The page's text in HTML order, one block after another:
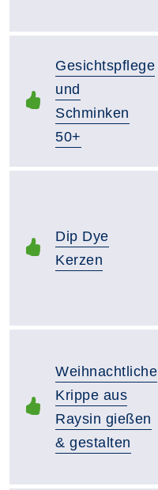
Gesichtspflege
und
Schminken
50+
Dip Dye
Kerzen
Weihnachtliche
Krippe aus
Raysin gießen
& gestalten